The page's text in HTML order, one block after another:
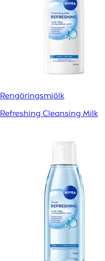
Rengöringsmjölk
Refreshing Cleansing Milk